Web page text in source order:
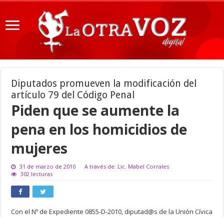
Diputados promueven la modificación del
artículo 79 del Código Penal
Piden que se aumente la
pena en los homicidios de
mujeres
31 de marzo de 2010
A través de: Lic. Mabel Corrales
302 lecturas
Con el Nº de Expediente 0855-D-2010, diputad@s de la Unión Cívica